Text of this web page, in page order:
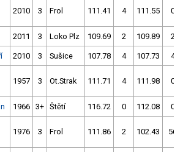
2010 3 Frol 111.41 4 111.55 0
2011 3 Loko Plz 109.69 2 109.89 2
2010 3 Sušice 107.78 4 107.73 4
1957 3 Ot.Strak 111.71 4 111.98 0
1966 3+ Štětí 116.72 0 112.08 0
1976 3 Frol 111.86 2 102.43 56